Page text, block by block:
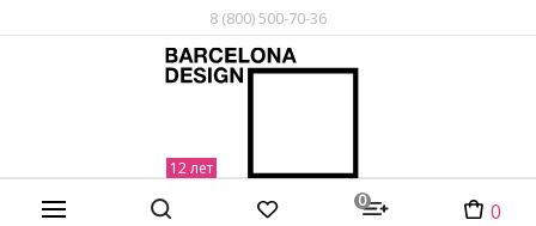
8 (800) 500-70-36
0 0